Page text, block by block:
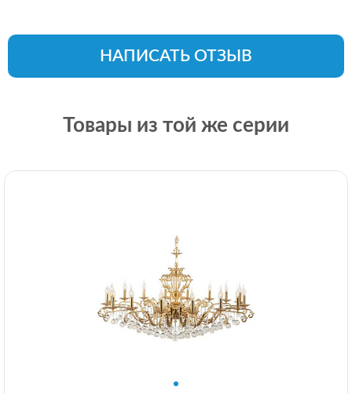
НАПИСАТЬ ОТЗЫВ
Товары из той же серии